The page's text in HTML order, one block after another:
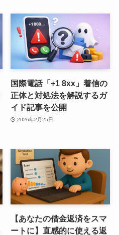
国際電話「+1 8xx」着信の
正体と対処法を解説するガ
イド記事を公開
2026年2月25日
【あなたの借金返済をスマ
ートに】直感的に使える返